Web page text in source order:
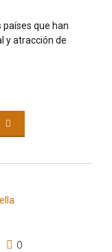
países que han
y atracción de
0